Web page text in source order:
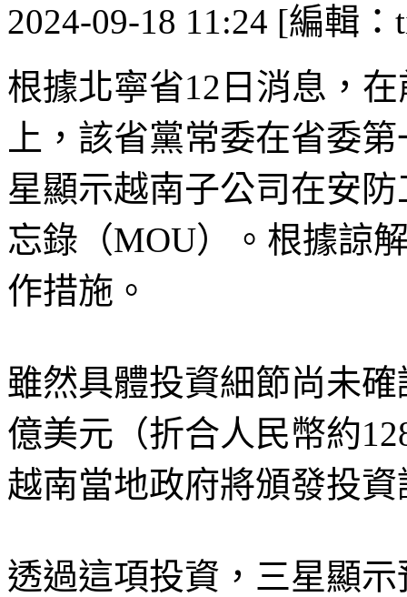
2024-09-18 11:24 [編輯：
根據北寧省12日消息，
上，該省黨常委在省委
星顯示越南子公司在安
忘錄（MOU）。根據諒
作措施。
雖然具體投資細節尚未
億美元（折合人民幣約
越南當地政府將頒發投
透過這項投資，三星顯